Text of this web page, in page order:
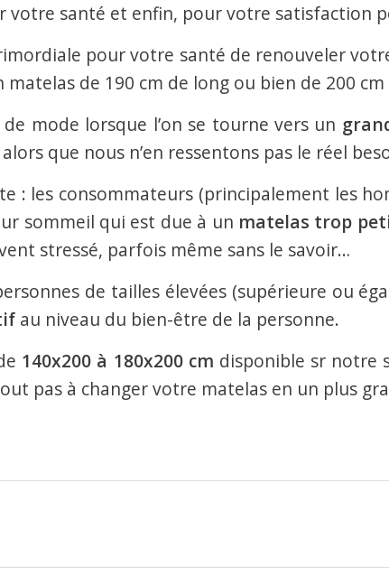
santé et enfin, pour votre satisfaction
pour votre santé de renouveler
de 190 cm de long ou bien de 200 cm
mode lorsque l’on se tourne vers un
que nous n’en ressentons pas le réel
: les consommateurs (principalement les
sommeil qui est due à un matelas trop
stressé, parfois même sans le savoir…
de tailles élevées (supérieure ou
au niveau du bien-être de la personne.
140x200 à 180x200 cm disponible sr notre
pas à changer votre matelas en un plus